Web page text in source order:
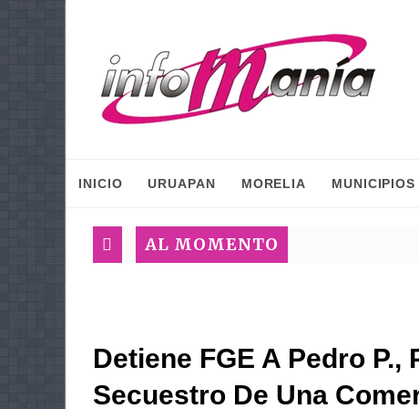
INICIO URUAPAN MORELIA MUNICIPIOS
AL MOMENTO
Detiene FGE A Pedro
Secuestro De Una